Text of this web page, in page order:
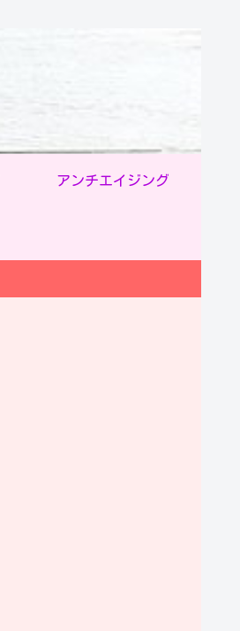
アンチエイジング